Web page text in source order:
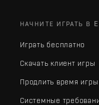
НАЧНИТЕ ИГРАТЬ В
Играть бесплатно
Скачать клиент игры
Продлить время игры
Системные